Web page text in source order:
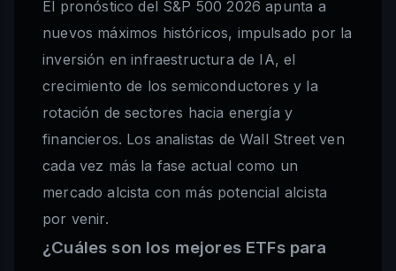
El pronóstico del S&P 500 2026 apunta a
nuevos máximos históricos, impulsado por la
inversión en infraestructura de IA, el
crecimiento de los semiconductores y la
rotación de sectores hacia energía y
financieros. Los analistas de Wall Street ven
cada vez más la fase actual como un
mercado alcista con más potencial alcista
por venir.
¿Cuáles son los mejores ETFs para